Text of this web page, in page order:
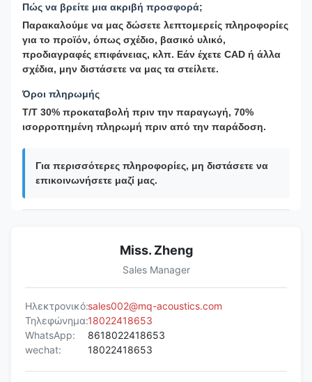
Πώς να βρείτε μια ακριβή προσφορά;
Παρακαλούμε να μας δώσετε λεπτομερείς πληροφορίες
για το προϊόν, όπως σχέδιο, βασικό υλικό,
προδιαγραφές επιφάνειας, κλπ. Εάν έχετε CAD ή άλλα
σχέδια, μην διστάσετε να μας τα στείλετε.
Όροι πληρωμής
T/T 30% προκαταβολή πριν την παραγωγή, 70%
ισορροπημένη πληρωμή πριν από την παράδοση.
Για περισσότερες πληροφορίες, μη διστάσετε να
επικοινωνήσετε μαζί μας.
Miss. Zheng
Sales Manager
Ηλεκτρονικό:sales002@mq-acoustics.com
Τηλεφώνημα:18022418653
WhatsApp:
8618022418653
wechat:
18022418653